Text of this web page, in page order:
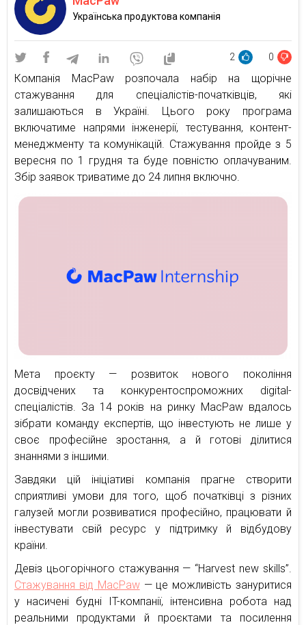
Українська продуктова компанія
2 0
Компанія MacPaw розпочала набір на щорічне
стажування для спеціалістів-початківців, які
залишаються в Україні. Цього року програма
включатиме напрями інженерії, тестування, контент-
менеджменту та комунікацій. Стажування пройде з 5
вересня по 1 грудня та буде повністю оплачуваним.
Збір заявок триватиме до 24 липня включно.
Мета проєкту — розвиток нового покоління
досвідчених та конкурентоспроможних digital-
спеціалістів. За 14 років на ринку MacPaw вдалось
зібрати команду експертів, що інвестують не лише у
своє професійне зростання, а й готові ділитися
знаннями з іншими.
Завдяки цій ініціативі компанія прагне створити
сприятливі умови для того, щоб початківці з різних
галузей могли розвиватися професійно, працювати й
інвестувати свій ресурс у підтримку й відбудову
країни.
Девіз цьогорічного стажування — “Harvest new skills”.
Стажування від MacPaw— це можливість зануритися
у насичені будні IT-компанії, інтенсивна робота над
реальними продуктами й проєктами та посилення